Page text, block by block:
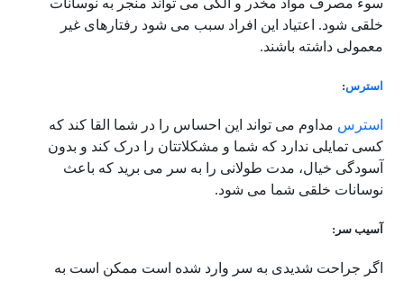
خلقی شود. اعتیاد این افراد سبب می شود رفتارهای غیر
معمولی داشته باشند.
استرس:
استرس مداوم می تواند این احساس را در شما القا کند که
کسی تمایلی ندارد که شما و مشکلاتتان را درک کند و بدون
آسودگی خیال، مدت طولانی را به سر می برید که باعث
نوسانات خلقی شما می شود.
آسیب سر:
اگر جراحت شدیدی به سر وارد شده است ممکن است به